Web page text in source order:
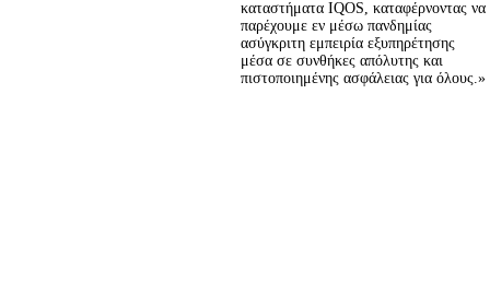
καταστήματα IQOS, καταφέρνοντας να
παρέχουμε εν μέσω πανδημίας
ασύγκριτη εμπειρία εξυπηρέτησης
μέσα σε συνθήκες απόλυτης και
πιστοποιημένης ασφάλειας για όλους.»